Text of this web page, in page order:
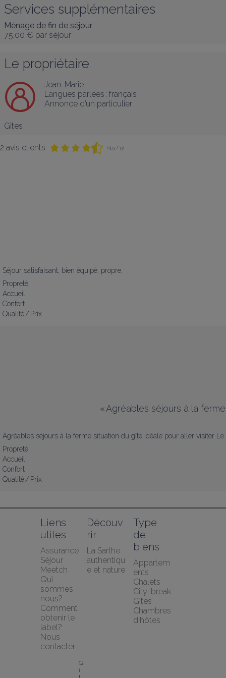
Services supplémentaires
Ménage de fin de séjour
75,00 € par séjour
Le propriétaire
Jean-Marie
Langues parlées : français
Annonce d’un particulier
Gîtes
2 avis clients (4,5 / 5)
Séjour satisfaisant, bien équipé, propre,
Propreté
Accueil
Confort
Qualité / Prix
«Agréables séjours à la
Agréables séjours à la ferme situation du gîte idéale pour aller visiter
Propreté
Accueil
Confort
Qualité / Prix
Liens
utiles
Assurance
Séjour
Meetch
Qui
sommes
nous?
Comment
obtenir le
label?
Nous
contacter
Découv
rir
La Sarthe
authentiqu
e et nature
Type
de
biens
Appartem
ents
Chalets
City-break
Gîtes
Chambres
d'hôtes
G
î